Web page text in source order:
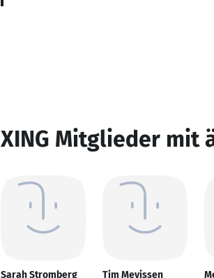
XING Mitglieder mit
Sarah Stromberg Tim Mevissen